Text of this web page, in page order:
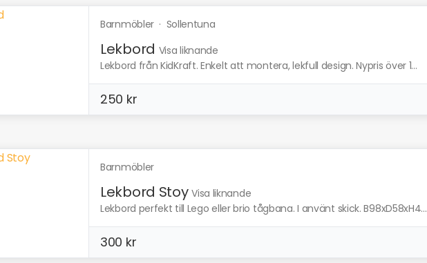
Barnmöbler · Sollentuna
Lekbord Visa liknande
Lekbord från KidKraft. Enkelt att montera, lekfull design. Nypris över 1...
250 kr
Barnmöbler
Lekbord Stoy Visa liknande
Lekbord perfekt till Lego eller brio tågbana. I använt skick. B98xD58xH4...
300 kr